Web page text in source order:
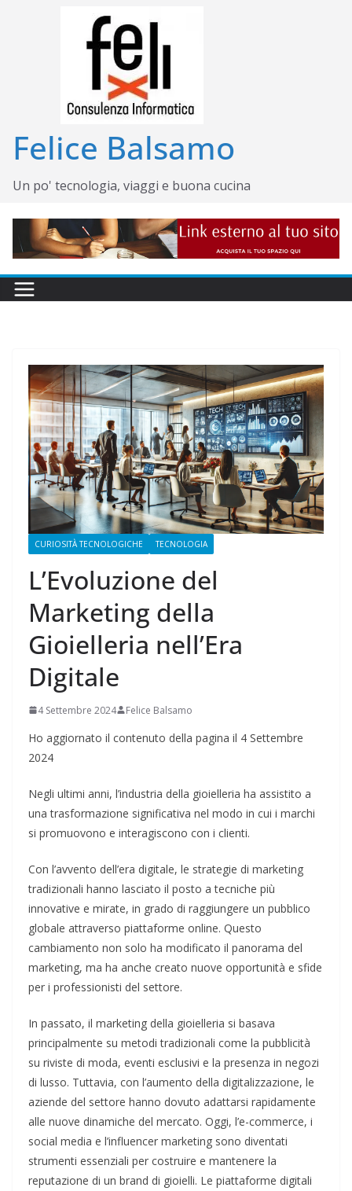
Felice Balsamo
Un po' tecnologia, viaggi e buona cucina
CURIOSITÀ TECNOLOGICHE TECNOLOGIA
L’Evoluzione del
Marketing della
Gioielleria nell’Era
Digitale
4 Settembre 2024 Felice Balsamo
Ho aggiornato il contenuto della pagina il 4 Settembre
2024
Negli ultimi anni, l’industria della gioielleria ha assistito a
una trasformazione significativa nel modo in cui i marchi
si promuovono e interagiscono con i clienti.
Con l’avvento dell’era digitale, le strategie di marketing
tradizionali hanno lasciato il posto a tecniche più
innovative e mirate, in grado di raggiungere un pubblico
globale attraverso piattaforme online. Questo
cambiamento non solo ha modificato il panorama del
marketing, ma ha anche creato nuove opportunità e sfide
per i professionisti del settore.
In passato, il marketing della gioielleria si basava
principalmente su metodi tradizionali come la pubblicità
su riviste di moda, eventi esclusivi e la presenza in negozi
di lusso. Tuttavia, con l’aumento della digitalizzazione, le
aziende del settore hanno dovuto adattarsi rapidamente
alle nuove dinamiche del mercato. Oggi, l’e-commerce, i
social media e l’influencer marketing sono diventati
strumenti essenziali per costruire e mantenere la
reputazione di un brand di gioielli. Le piattaforme digitali